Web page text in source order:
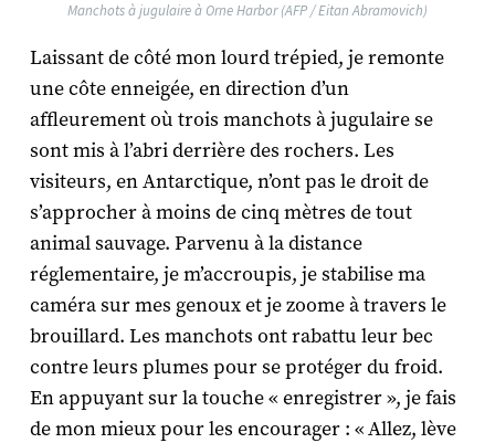
Manchots à jugulaire à Orne Harbor (AFP / Eitan Abramovich)
Laissant de côté mon lourd trépied, je remonte
une côte enneigée, en direction d’un
affleurement où trois manchots à jugulaire se
sont mis à l’abri derrière des rochers. Les
visiteurs, en Antarctique, n’ont pas le droit de
s’approcher à moins de cinq mètres de tout
animal sauvage. Parvenu à la distance
réglementaire, je m’accroupis, je stabilise ma
caméra sur mes genoux et je zoome à travers le
brouillard. Les manchots ont rabattu leur bec
contre leurs plumes pour se protéger du froid.
En appuyant sur la touche « enregistrer », je fais
de mon mieux pour les encourager : « Allez, lève